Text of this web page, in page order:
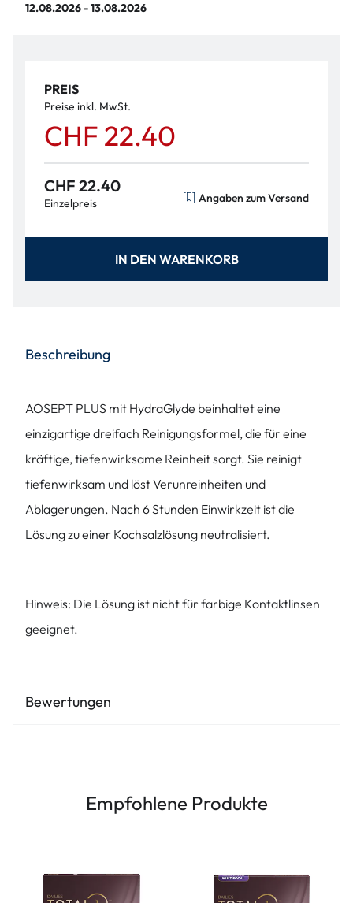
12.08.2026 - 13.08.2026
PREIS
Preise inkl. MwSt.
CHF 22.40
CHF 22.40
Einzelpreis Angaben zum Versand
IN DEN WARENKORB
Beschreibung
AOSEPT PLUS mit HydraGlyde beinhaltet eine
einzigartige dreifach Reinigungsformel, die für eine
kräftige, tiefenwirksame Reinheit sorgt. Sie reinigt
tiefenwirksam und löst Verunreinheiten und
Ablagerungen. Nach 6 Stunden Einwirkzeit ist die
Lösung zu einer Kochsalzlösung neutralisiert.
Hinweis: Die Lösung ist nicht für farbige Kontaktlinsen
geeignet.
Bewertungen
Empfohlene Produkte